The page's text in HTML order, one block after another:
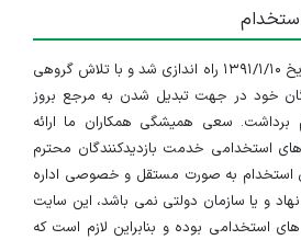
سایت ایران استخدام در تاریخ ۱۳۹۱/۱/۱۰ راه اندازی شد و با تلاش گروهی
خود در جهت تبدیل شدن به مرجع بروز
سعی همیشگی همکاران ما ارائه
استخدامی خدمت بازدیدکنندگان محترم
استخدام به صورت مستقل و خصوصی اداره
و یا سازمان دولتی نمی باشد، این سایت
استخدامی بوده و بنابراین لازم است که